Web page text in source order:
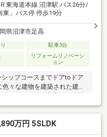
Ｒ東海道本線 沼津駅 バス26分/
東」バス停 停歩19分
県沼津市足高
駐車3台
リフォームリノベーシ
ョン
ップコースまでドアtoドア
々な建物を建築された建築
されました。充実した時間
も増築され、ゲストがきて
しんだり、大切な友人と薪
ゆっくりと語らう至福のひ
利用いただけます。足高ス
万円 5SLDK